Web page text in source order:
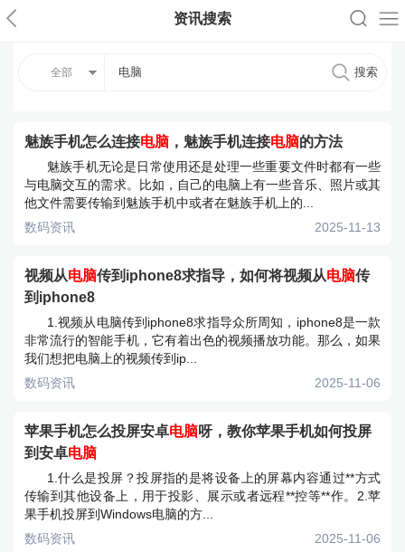
资讯搜索
全部
魅族手机怎么连接电脑 ，魅族手机连接电脑的方法
魅族手机无论是日常使用还是处理一些重要文件时都有一些
与电脑交互的需求。比如，自己的电脑上有一些音乐、照片或其
他文件需要传输到魅族手机中或者在魅族手机上的...
数码资讯
2025-11-13
视频从电脑传到iphone8求指导，如何将视频从电脑传
到iphone8
1.视频从电脑传到iphone8求指导众所周知，iphone8是一款
非常流行的智能手机，它有着出色的视频播放功能。那么，如果
我们想把电脑上的视频传到ip...
数码资讯
2025-11-06
苹果手机怎么投屏安卓电脑呀，教你苹果手机如何投屏
到安卓电脑
1.什么是投屏？投屏指的是将设备上的屏幕内容通过**方式
传输到其他设备上，用于投影、展示或者远程**控等**作。2.苹
果手机投屏到Windows电脑的方...
数码资讯
2025-11-06